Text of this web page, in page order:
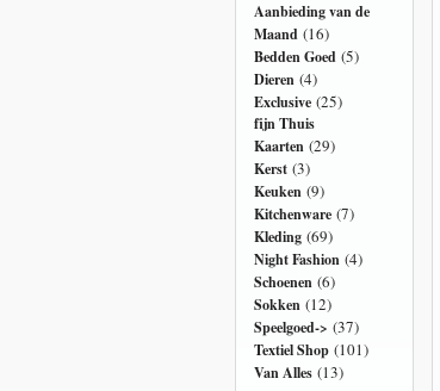
Aanbieding van de
Maand (16)
Bedden Goed (5)
Dieren (4)
Exclusive (25)
fijn Thuis
Kaarten (29)
Kerst (3)
Keuken (9)
Kitchenware (7)
Kleding (69)
Night Fashion (4)
Schoenen (6)
Sokken (12)
Speelgoed-> (37)
Textiel Shop (101)
Van Alles (13)